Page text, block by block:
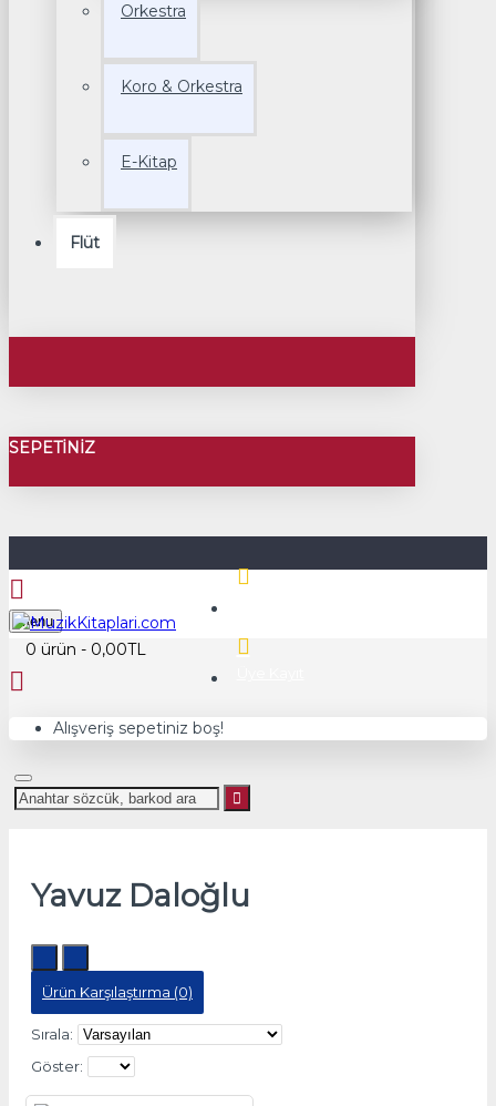
Orkestra
Koro & Orkestra
E-Kitap
Flüt
SEPETINIZ
Menu
0 ürün - 0,00TL
Alışveriş sepetiniz boş!
Yavuz Daloğlu
Ürün Karşılaştırma (0)
Sırala:
Göster: